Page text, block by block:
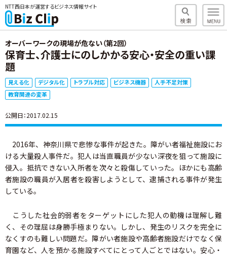
NTT西日本が運営するビジネス情報サイト
オーバーワークの現場が危ない（第2回）
保育士、介護士にのしかかる安心・安全の重い課
題
見える化 デジタル化 トラブル対応 ビジネス機器
人手不足対策
教育関連の変革
公開日：2017.02.15
2016年、神奈川県で悲惨な事件が起きた。障がい者福祉施設にお
ける大量殺人事件だ。犯人は当直職員が少ない深夜を狙って施設に
侵入。抵抗できない入所者を次々と殺傷していった。ほかにも高齢
者施設の職員が入居者を殺害しようとして、逮捕される事件が発生
している。
こうした社会的弱者をターゲットにした犯人の動機は理解し難
く、その理屈は身勝手極まりない。しかし、発生のリスクを完全に
なくすのも難しい問題だ。障がい者施設や高齢者施設だけでなく保
育園など、人を預かる施設すべてにとって人ごとではない。安心・